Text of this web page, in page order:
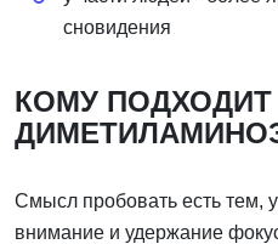
сновидения
КОМУ ПОДХОДИТ
Смысл пробовать есть тем,
внимание и удержание